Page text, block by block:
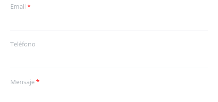
Email *
Teléfono
Mensaje*